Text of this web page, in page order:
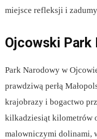
miejsce refleksji i
Ojcowski Park
Park Narodowy w
prawdziwą perłą
krajobrazy i bogactwo
kilkadziesiąt kilometrów
malowniczymi dolinami,